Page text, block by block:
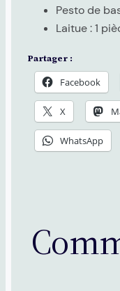
Pesto de
Laitue : 1
Partager :
Facebook
X
WhatsApp